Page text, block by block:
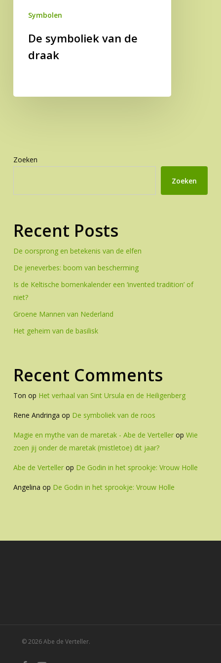
Symbolen
De symboliek van de
draak
Zoeken
Zoeken
Recent Posts
De oorsprong en betekenis van de elfen
De jeneverbes: boom van bescherming
Is de Keltische bomenkalender een ‘invented tradition’ of
niet?
Groene Mannen van Nederland
Het geheim van de basilisk
Recent Comments
Ton op Het verhaal van Sint Ursula en de Heiligenberg
Rene Andringa op De symboliek van de roos
Magie en mythe van de maretak - Abe de Vertellerop Wie
zoen jij onder de maretak (mistletoe) dit jaar?
Abe de Vertellerop De Godin in het sprookje: Vrouw Holle
Angelina op De Godin in het sprookje: Vrouw Holle
© 2026 Abe de Verteller.